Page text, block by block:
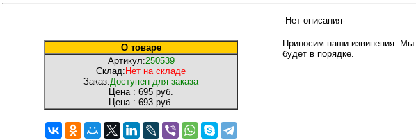
О товаре
Артикул:250539
Склад: Нет на складе
Заказ:Доступен для заказа
Цена : 695 руб.
Цена : 693 руб.
-Нет описания-
Приносим наши извинения. Мы
будет в порядке.